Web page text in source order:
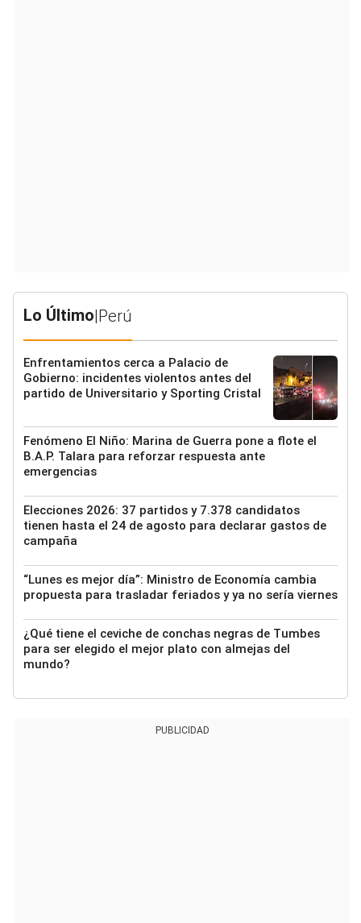
Lo Último|Perú
Enfrentamientos cerca a Palacio de
Gobierno: incidentes violentos antes del
partido de Universitario y Sporting Cristal
Fenómeno El Niño: Marina de Guerra pone a flote el
B.A.P. Talara para reforzar respuesta ante
emergencias
Elecciones 2026: 37 partidos y 7.378 candidatos
tienen hasta el 24 de agosto para declarar gastos de
campaña
“Lunes es mejor día”: Ministro de Economía cambia
propuesta para trasladar feriados y ya no sería viernes
¿Qué tiene el ceviche de conchas negras de Tumbes
para ser elegido el mejor plato con almejas del
mundo?
PUBLICIDAD